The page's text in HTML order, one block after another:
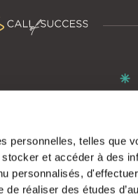
personnelles, telles que
et accéder à des
personnalisés,
réaliser des études
communauté
Success